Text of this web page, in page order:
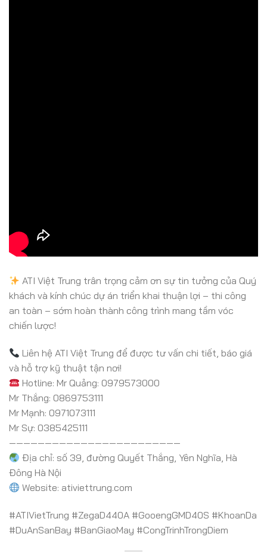
ATI Việt Trung trân trọng cảm ơn sự tin tưởng của Quý
khách và kính chúc dự án triển khai thuận lợi – thi công
an toàn – sớm hoàn thành công trình mang tầm vóc
chiến lược!
Liên hệ ATI Việt Trung để được tư vấn chi tiết, báo giá
và hỗ trợ kỹ thuật tận nơi!
Hotline: Mr Quảng: 0979573000
Mr Thắng: 0869753111
Mr Mạnh: 0971073111
Mr Sự: 0385425111
————————————————————————
Địa chỉ: số 39, đường Quyết Thắng, Yên Nghĩa, Hà
Đông Hà Nội
Website: ativiettrung.com
#ATIVietTrung #ZegaD440A #GooengGMD40S #KhoanDa
#DuAnSanBay #BanGiaoMay #CongTrinhTrongDiem